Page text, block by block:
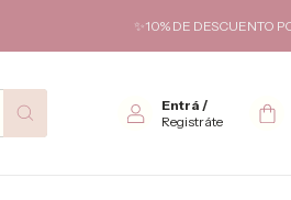
✨10% DE DESCUENTO POR
Entrá /
Registráte